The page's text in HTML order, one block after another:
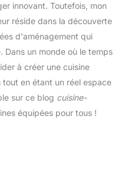
innovant. Toutefois, mon
réside dans la découverte
d'aménagement qui
un monde où le temps
à créer une cuisine
en étant un réel espace
sur ce blog cuisine-
équipées pour tous !